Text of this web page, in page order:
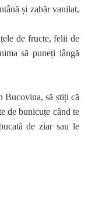
și zahăr vanilat,
de fructe, felii de
să puneți lângă
Bucovina, să știți că
de bunicuțe când te
de ziar sau le